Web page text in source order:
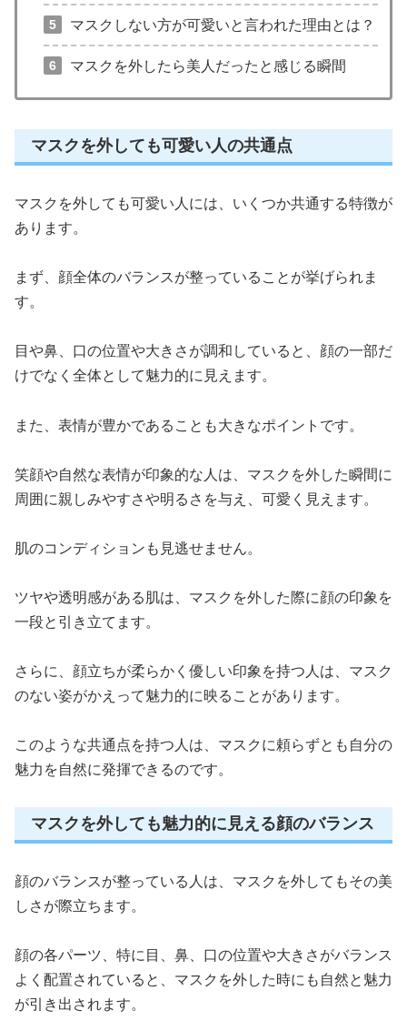
マスクしない方が可愛いと言われた理由とは？
マスクを外したら美人だったと感じる瞬間
マスクを外しても可愛い人の共通点
マスクを外しても可愛い人には、いくつか共通する特徴が
あります。
まず、顔全体のバランスが整っていることが挙げられま
す。
目や鼻、口の位置や大きさが調和していると、顔の一部だ
けでなく全体として魅力的に見えます。
また、表情が豊かであることも大きなポイントです。
笑顔や自然な表情が印象的な人は、マスクを外した瞬間に
周囲に親しみやすさや明るさを与え、可愛く見えます。
肌のコンディションも見逃せません。
ツヤや透明感がある肌は、マスクを外した際に顔の印象を
一段と引き立てます。
さらに、顔立ちが柔らかく優しい印象を持つ人は、マスク
のない姿がかえって魅力的に映ることがあります。
このような共通点を持つ人は、マスクに頼らずとも自分の
魅力を自然に発揮できるのです。
マスクを外しても魅力的に見える顔のバランス
顔のバランスが整っている人は、マスクを外してもその美
しさが際立ちます。
顔の各パーツ、特に目、鼻、口の位置や大きさがバランス
よく配置されていると、マスクを外した時にも自然と魅力
が引き出されます。